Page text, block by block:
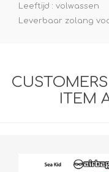
Leeftijd : volwassen
Leverbaar zolang
ITEM